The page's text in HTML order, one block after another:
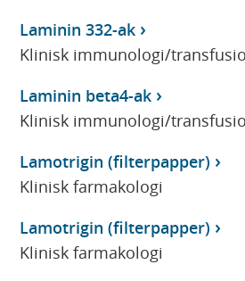
Laminin 332-ak
Klinisk immunologi/
Laminin beta4-ak
Klinisk immunologi/
Lamotrigin (filterpapper)
Klinisk farmakologi
Lamotrigin (filterpapper)
Klinisk farmakologi